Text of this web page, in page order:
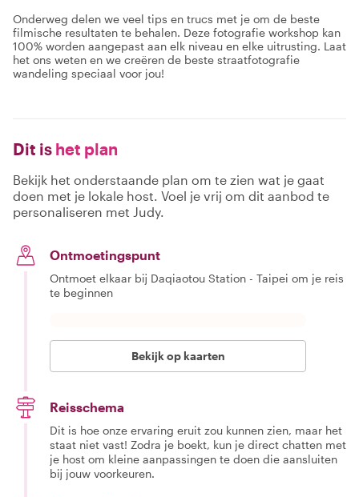
Onderweg delen we veel tips en trucs met je om de beste
filmische resultaten te behalen. Deze fotografie workshop kan
100% worden aangepast aan elk niveau en elke uitrusting. Laat
het ons weten en we creëren de beste straatfotografie
wandeling speciaal voor jou!
Dit is het plan
Bekijk het onderstaande plan om te zien wat je gaat
doen met je lokale host. Voel je vrij om dit aanbod te
personaliseren met Judy.
Ontmoetingspunt
Ontmoet elkaar bij Daqiaotou Station - Taipei om je reis
te beginnen
Bekijk op kaarten
Reisschema
Dit is hoe onze ervaring eruit zou kunnen zien, maar het
staat niet vast! Zodra je boekt, kun je direct chatten met
je host om kleine aanpassingen te doen die aansluiten
bij jouw voorkeuren.